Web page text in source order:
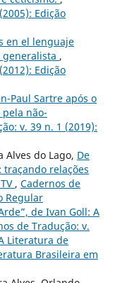
Edição
en el lenguaje
generalista ,
Edição
Paul Sartre após o
não-
v. 39 n. 1 (2019):
Alves do Lago, De
traçando relações
, Cadernos de
Regular
de Ivan Goll: A
de Tradução: v.
Literatura de
Brasileira em